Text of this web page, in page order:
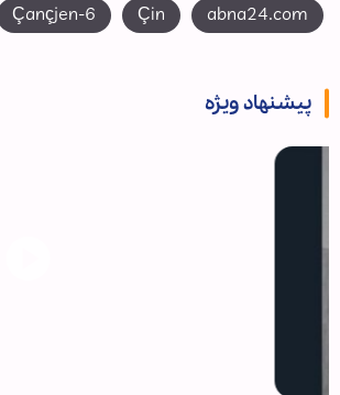
abna24.com
Çin
Çançjen-6
پیشنهاد ویژه